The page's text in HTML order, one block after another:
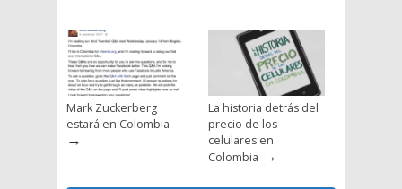
Mark Zuckerberg
estará en Colombia
→
La historia detrás del
precio de los
celulares en
Colombia →